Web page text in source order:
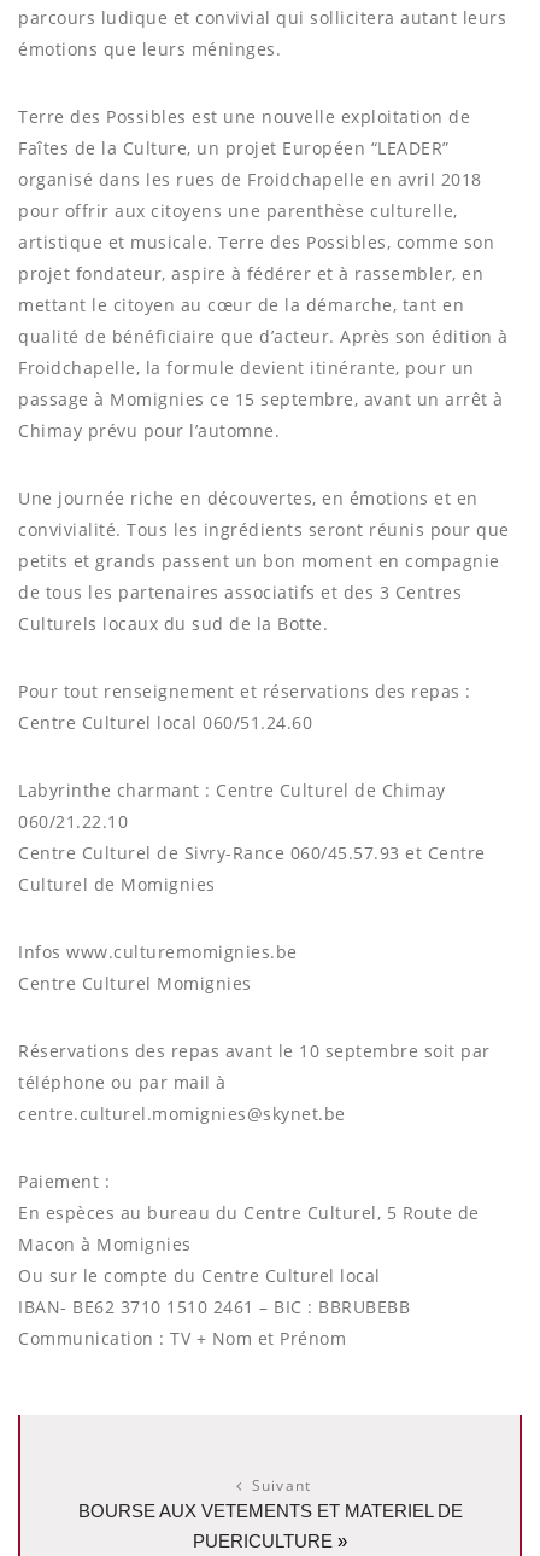
parcours ludique et convivial qui sollicitera autant leurs
émotions que leurs méninges.
Terre des Possibles est une nouvelle exploitation de
Faîtes de la Culture, un projet Européen “LEADER”
organisé dans les rues de Froidchapelle en avril 2018
pour offrir aux citoyens une parenthèse culturelle,
artistique et musicale. Terre des Possibles, comme son
projet fondateur, aspire à fédérer et à rassembler, en
mettant le citoyen au cœur de la démarche, tant en
qualité de bénéficiaire que d’acteur. Après son édition à
Froidchapelle, la formule devient itinérante, pour un
passage à Momignies ce 15 septembre, avant un arrêt à
Chimay prévu pour l’automne.
Une journée riche en découvertes, en émotions et en
convivialité. Tous les ingrédients seront réunis pour que
petits et grands passent un bon moment en compagnie
de tous les partenaires associatifs et des 3 Centres
Culturels locaux du sud de la Botte.
Pour tout renseignement et réservations des repas :
Centre Culturel local 060/51.24.60
Labyrinthe charmant : Centre Culturel de Chimay
060/21.22.10
Centre Culturel de Sivry-Rance 060/45.57.93 et Centre
Culturel de Momignies
Infos www.culturemomignies.be
Centre Culturel Momignies
Réservations des repas avant le 10 septembre soit par
téléphone ou par mail à
centre.culturel.momignies@skynet.be
Paiement :
En espèces au bureau du Centre Culturel, 5 Route de
Macon à Momignies
Ou sur le compte du Centre Culturel local
IBAN- BE62 3710 1510 2461 – BIC : BBRUBEBB
Communication : TV + Nom et Prénom
Suivant
BOURSE AUX VETEMENTS ET MATERIEL DE
PUERICULTURE »